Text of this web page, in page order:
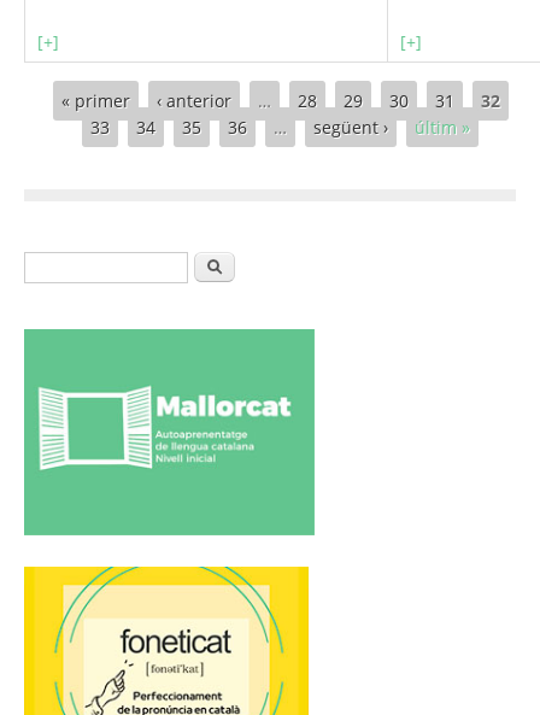
[+] [+]
Pàgines
« primer ‹ anterior … 28 29 30 31
32
33
34 35 36 … següent › últim »
Formulari de cercaCerca